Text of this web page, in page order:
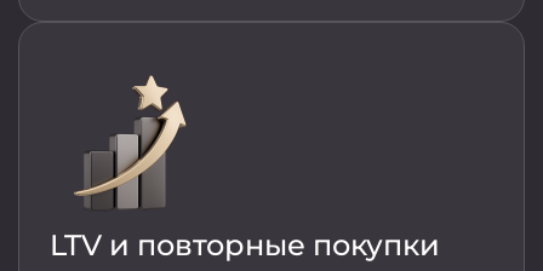
LTV и повторные покупки